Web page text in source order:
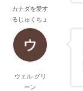
カナダを愛す
るじゅくちょ
ー
ウェル グリ
ーン